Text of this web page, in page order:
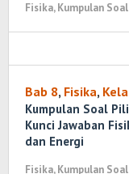
Fisika,Kumpulan Soal
Bab 8, Fisika,
Kumpulan Soal
Kunci Jawaban
dan Energi
Fisika,Kumpulan Soal